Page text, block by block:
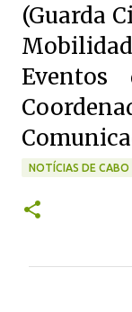
(Guarda
NOTÍCIAS DE CABO